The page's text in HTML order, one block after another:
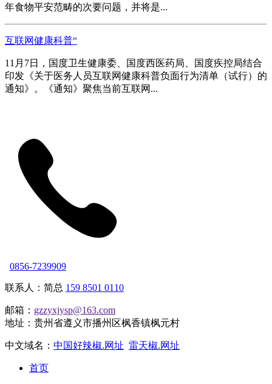
年食物平安范畴的次要问题，并将是...
互联网健康科普“
11月7日，国度卫生健康委、国度西医药局、国度疾控局结合
印发《关于医务人员互联网健康科普负面行为清单（试行）的
通知》。《通知》聚焦当前互联网...
0856-7239909
联系人：简总 159 8501 0110
邮箱： gzzyxjysp@163.com
地址：贵州省遵义市播州区枫香镇枫元村
中文域名： 中国好辣椒.网址 雷天椒.网址
首页